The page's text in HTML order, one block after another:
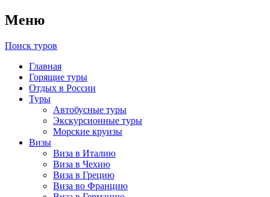
Меню
Поиск туров
Главная
Горящие туры
Отдых в России
Туры
Автобусные туры
Экскурсионные туры
Морские круизы
Визы
Виза в Италию
Виза в Чехию
Виза в Грецию
Виза во Францию